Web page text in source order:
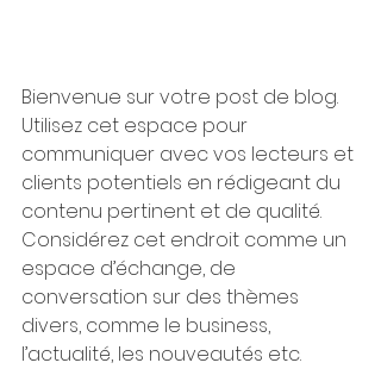
Bienvenue sur votre post de blog.
Utilisez cet espace pour
communiquer avec vos lecteurs et
clients potentiels en rédigeant du
contenu pertinent et de qualité.
Considérez cet endroit comme un
espace d’échange, de
conversation sur des thèmes
divers, comme le business,
l’actualité, les nouveautés etc.